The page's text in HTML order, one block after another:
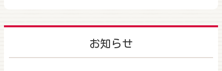
お知らせ